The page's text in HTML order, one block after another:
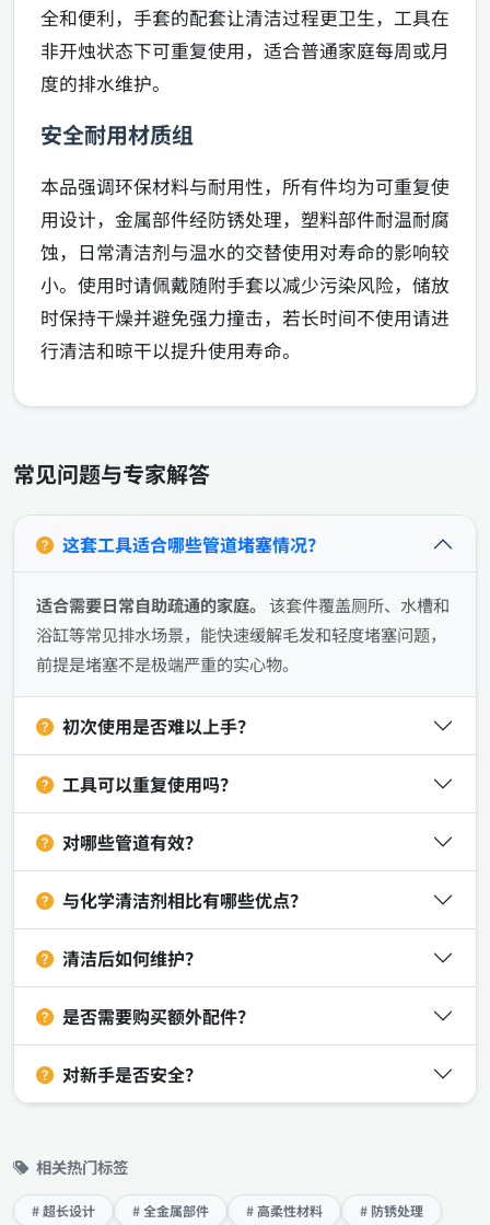
全和便利，手套的配套让清洁过程更卫生，工具在
非开烛状态下可重复使用，适合普通家庭每周或月
度的排水维护。
安全耐用材质组
本品强调环保材料与耐用性，所有件均为可重复使
用设计，金属部件经防锈处理，塑料部件耐温耐腐
蚀，日常清洁剂与温水的交替使用对寿命的影响较
小。使用时请佩戴随附手套以减少污染风险，储放
时保持干燥并避免强力撞击，若长时间不使用请进
行清洁和晾干以提升使用寿命。
常见问题与专家解答
这套工具适合哪些管道堵塞情况？
适合需要日常自助疏通的家庭。 该套件覆盖厕所、水槽和
浴缸等常见排水场景，能快速缓解毛发和轻度堵塞问题，
前提是堵塞不是极端严重的实心物。
初次使用是否难以上手？
工具可以重复使用吗？
对哪些管道有效？
与化学清洁剂相比有哪些优点？
清洁后如何维护？
是否需要购买额外配件？
对新手是否安全？
相关热门标签
# 超长设计 # 全金属部件 # 高柔性材料 # 防锈处理